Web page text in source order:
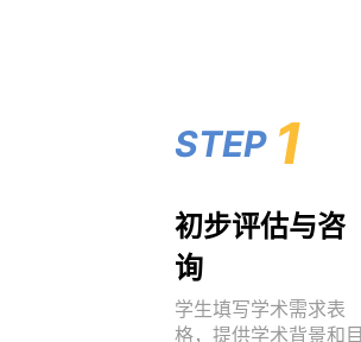
STEP 1
初步评估与咨
询
学生填写学术需求表
格，提供学术背景和目